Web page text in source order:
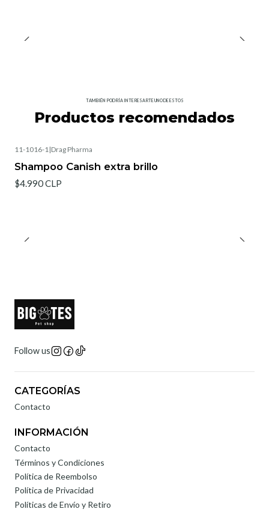
TAMBIÉN PODRÍA INTERESARTE UNO DE ESTOS
Productos recomendados
11-1016-1|Drag Pharma
Shampoo Canish extra brillo
$4.990 CLP
Follow us
CATEGORÍAS
Contacto
INFORMACIÓN
Contacto
Términos y Condiciones
Política de Reembolso
Política de Privacidad
Políticas de Envío y Retiro